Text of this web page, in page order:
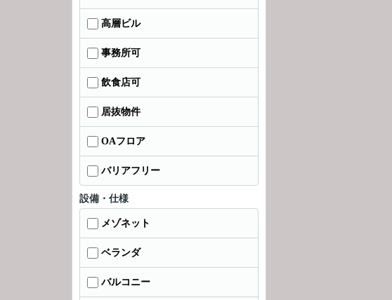
高層ビル
事務所可
飲食店可
居抜物件
OAフロア
バリアフリー
設備・仕様
メゾネット
ベランダ
バルコニー